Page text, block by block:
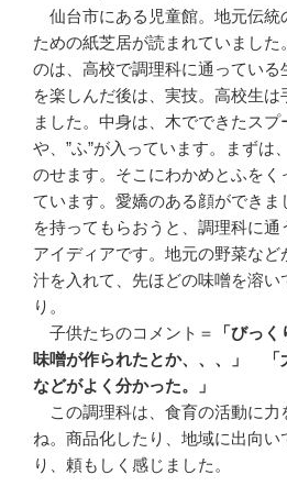
仙台市にある児童館。地元伝統
ための紙芝居が読まれていました
のは、高校で調理科に通ってい
を楽しんだ後は、実技。高校生
ました。中身は、木でできたス
や、”ふ”が入っています。まずは
のせます。そこにわかめとふをく
ています。愛嬌のある顔ができま
を持ってもらおうと、調理科に通
アイディアです。地元の野菜など
汁を入れて、先ほどの味噌を溶い
り。
子供たちのコメント＝
「びっ
味噌が作られたとか、、、」 「
などがよく分かった。」
この調理科は、食育の活動に力
ね。商品化したり、地域に出向い
り、頼もしく感じました。